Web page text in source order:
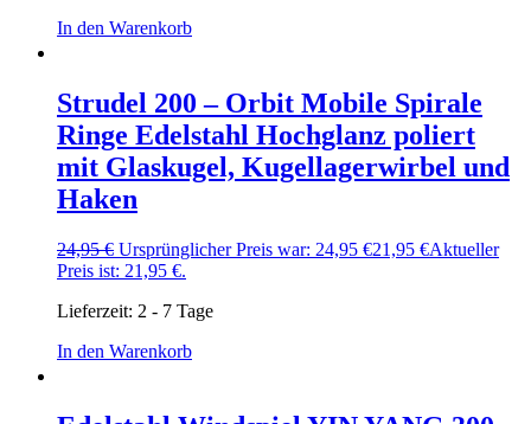
In den Warenkorb
Strudel 200 – Orbit Mobile Spirale
Ringe Edelstahl Hochglanz poliert
mit Glaskugel, Kugellagerwirbel und
Haken
24,95€ Ursprünglicher Preis war: 24,95 €21,95 €Aktueller
Preis ist: 21,95 €.
Lieferzeit: 2 - 7 Tage
In den Warenkorb